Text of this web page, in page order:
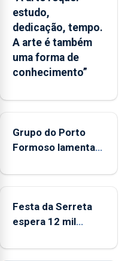
Oceano
seja
reconhecido
como
Domínio
nacional
estudo,
dedicação, tempo.
A arte é também
uma forma de
conhecimento”
Grupo do Porto
Formoso lamenta
governo ao folclore
Festa da Serreta
espera 12 mil